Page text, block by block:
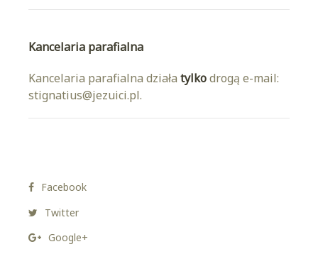
Kancelaria parafialna
Kancelaria parafialna działa tylkodrogą e-mail:
stignatius@jezuici.pl.
Facebook
Twitter
Google+